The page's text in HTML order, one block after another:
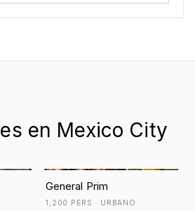
en Mexico City
General Prim
1,200 PERS · URBANO